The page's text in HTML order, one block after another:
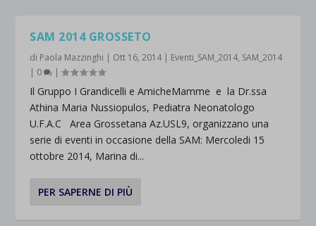
SAM 2014 GROSSETO
di Paola Mazzinghi | Ott 16, 2014 | Eventi_SAM_2014, SAM_2014
| 0 |
Il Gruppo I Grandicelli e AmicheMamme e la Dr.ssa
Athina Maria Nussiopulos, Pediatra Neonatologo
U.F.A.C Area Grossetana Az.USL9, organizzano una
serie di eventi in occasione della SAM: Mercoledi 15
ottobre 2014, Marina di...
PER SAPERNE DI PIÙ